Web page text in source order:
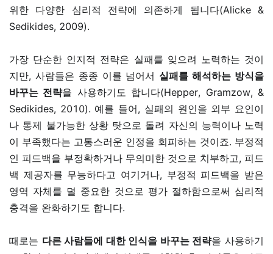
위한 다양한 심리적 전략에 의존하게 됩니다(Alicke &
Sedikides, 2009).
가장 단순한 인지적 전략은 실패를 잊으려 노력하는 것이
지만, 사람들은 종종 이를 넘어서 실패를 해석하는 방식을
바꾸는 전략을 사용하기도 합니다(Hepper, Gramzow, &
Sedikides, 2010). 예를 들어, 실패의 원인을 외부 요인이
나 통제 불가능한 상황 탓으로 돌려 자신의 능력이나 노력
이 부족했다는 고통스러운 인정을 회피하는 것이죠. 부정적
인 피드백을 부정확하거나 무의미한 것으로 치부하고, 피드
백 제공자를 무능하다고 여기거나, 부정적 피드백을 받은
영역 자체를 덜 중요한 것으로 평가 절하함으로써 심리적
충격을 완화하기도 합니다.
때로는 다른 사람들에 대한 인식을 바꾸는 전략을 사용하기